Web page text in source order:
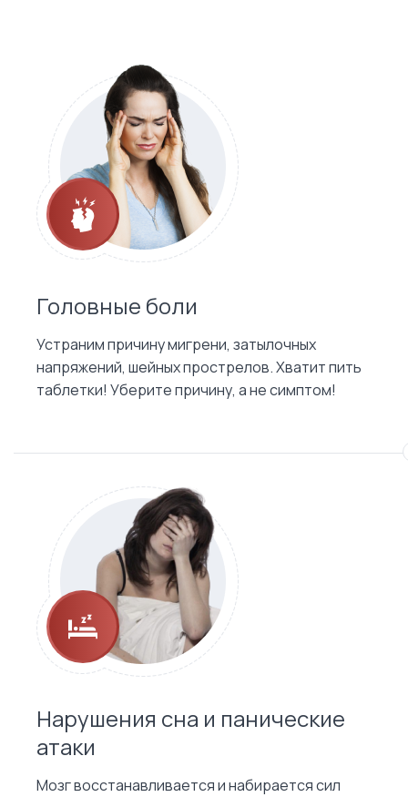
Головные боли
Устраним причину мигрени, затылочных
напряжений, шейных прострелов. Хватит пить
таблетки! Уберите причину, а не симптом!
Нарушения сна и панические
атаки
Мозг восстанавливается и набирается сил